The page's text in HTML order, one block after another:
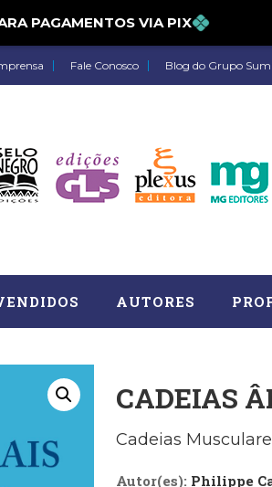
PAGAMENTOS VIA PIX
Fale Conosco Blog do Grupo
Astrologia (27)
Comportamento (418)
Crescimento Interior (222)
Economia, Negócios (31)
AUTORES
CADEIAS
Cadeias
Autor(es): Philippe